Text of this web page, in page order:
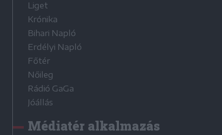
Liget
Krónika
Bihari Napló
Erdélyi Napló
Főtér
Nőileg
Rádió GaGa
Jóállás
Médiatér alkalmazás